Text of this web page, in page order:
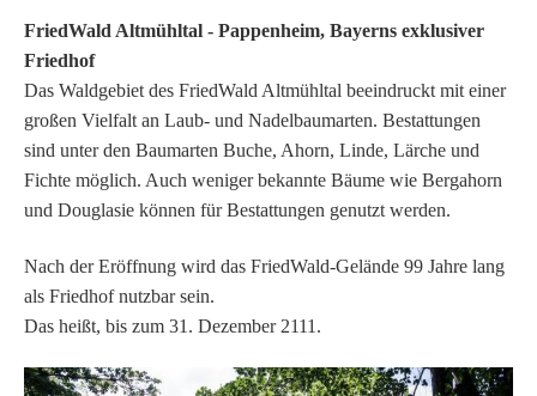
FriedWald Altmühltal - Pappenheim, Bayerns exklusiver
Friedhof
Das Waldgebiet des FriedWald Altmühltal beeindruckt mit einer
großen Vielfalt an Laub- und Nadelbaumarten. Bestattungen
sind unter den Baumarten Buche, Ahorn, Linde, Lärche und
Fichte möglich. Auch weniger bekannte Bäume wie Bergahorn
und Douglasie können für Bestattungen genutzt werden.
Nach der Eröffnung wird das FriedWald-Gelände 99 Jahre lang
als Friedhof nutzbar sein.
Das heißt, bis zum 31. Dezember 2111.